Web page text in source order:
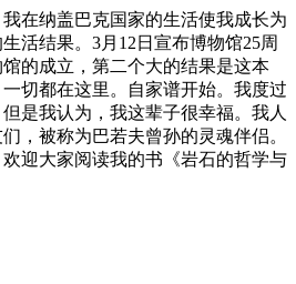
在纳盖巴克国家的生活使我成长为
活结果。3月12日宣布博物馆25周
的成立，第二个大的结果是这本
切都在这里。自家谱开始。我度过
是我认为，我这辈子很幸福。我人
，被称为巴若夫曾孙的灵魂伴侣。
迎大家阅读我的书《岩石的哲学与